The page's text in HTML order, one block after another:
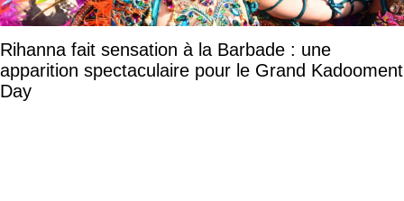
Rihanna fait sensation à la Barbade : une
apparition spectaculaire pour le Grand Kadooment
Day